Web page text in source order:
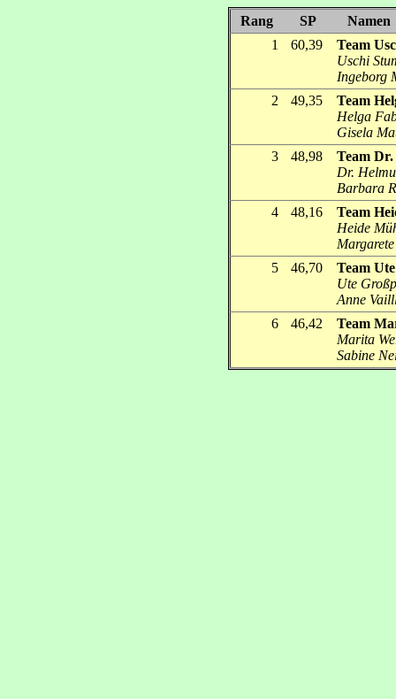
Rang SP
Namen
1
60,39
Team
Uschi
Ingeborg
2
49,35
Team
Helga
Gisela
3
48,98
Team
Dr.
Barbara
4
48,16
Team
Heide
5
46,70
Team
Ute
Anne
6
46,42
Team
Marita
Sabine